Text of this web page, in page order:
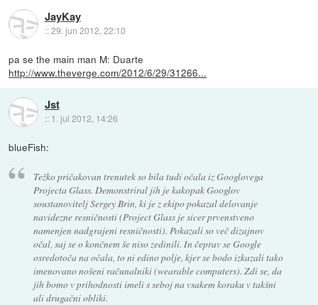
JayKay
::29. jun 2012, 22:10
pa se the main man M: Duarte
http://www.theverge.com/2012/6/29/31266...
Jst
:: 1. jul 2012, 14:26
blueFish:
Težko pričakovan trenutek so bila tudi očala iz Googlovega
Projecta Glass. Demonstriral jih je kakopak Googlov
soustanovitelj Sergey Brin, ki je z ekipo pokazal delovanje
navidezne resničnosti (Project Glass je sicer prvenstveno
namenjen nadgrajeni resničnosti). Pokazali so več dizajnov
očal, saj se o končnem še niso zedinili. In čeprav se Google
osredotoča na očala, to ni edino polje, kjer se bodo izkazali tako
imenovano nošeni računalniki (wearable computers). Zdi se, da
jih bomo v prihodnosti imeli s seboj na vsakem koraku v takšni
ali drugačni obliki.